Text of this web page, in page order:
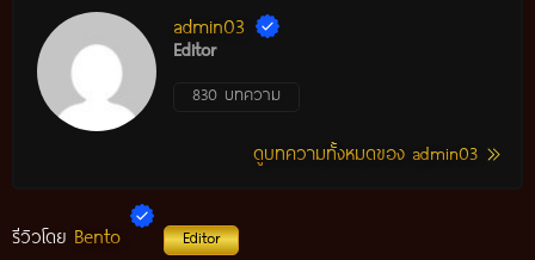
admin03
Editor
830 บทความ
ดูบทความทั้งหมดของ admin03
รีวิวโดย Bento Editor